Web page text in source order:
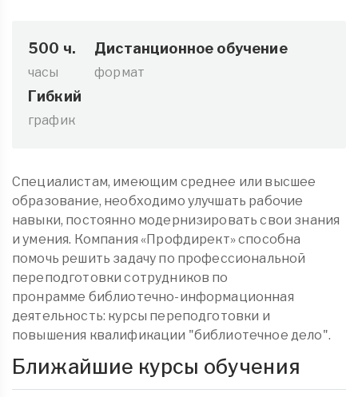
500 ч.
часы
Дистанционное обучение
формат
Гибкий
график
Специалистам, имеющим среднее или высшее
образование, необходимо улучшать рабочие
навыки, постоянно модернизировать свои знания
и умения. Компания «Профдирект» способна
помочь решить задачу по профессиональной
переподготовки сотрудников по
пронрамме библиотечно-информационная
деятельность: курсы переподготовки и
повышения квалификации "библиотечное дело".
Ближайшие курсы обучения